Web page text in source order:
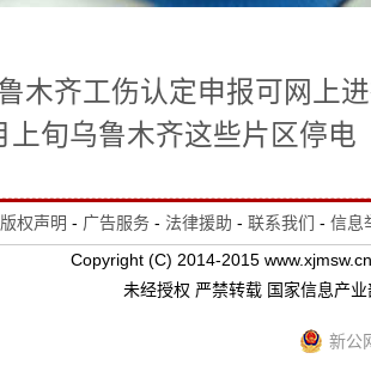
木齐工伤认定申报可网上
上旬乌鲁木齐这些片区停电
版权声明 - 广告服务 - 法律援助 - 联系我们 - 信息
Copyright (C) 2014-2015
未经授权 严禁转载 国家信息产
新公